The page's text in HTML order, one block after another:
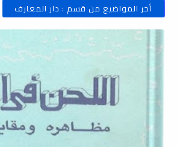
أخر المواضيع من قسم : دار المعارف